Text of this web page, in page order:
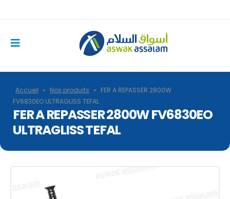
Accueil » Nos produits » FER A REPASSER 2800W
FV6830EO ULTRAGLISS TEFAL
FER A REPASSER 2800W FV6830EO
ULTRAGLISS TEFAL